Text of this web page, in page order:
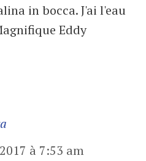
in bocca. J'ai l'eau
Eddy
à 7:53 am